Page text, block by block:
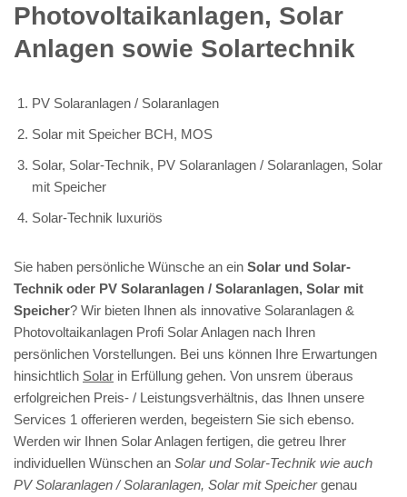
Photovoltaikanlagen, Solar
Anlagen sowie Solartechnik
PV Solaranlagen / Solaranlagen
Solar mit Speicher BCH, MOS
Solar, Solar-Technik, PV Solaranlagen / Solaranlagen, Solar
mit Speicher
Solar-Technik luxuriös
Sie haben persönliche Wünsche an ein Solar und Solar-
Technik oder PV Solaranlagen / Solaranlagen, Solar mit
Speicher? Wir bieten Ihnen als innovative Solaranlagen &
Photovoltaikanlagen Profi Solar Anlagen nach Ihren
persönlichen Vorstellungen. Bei uns können Ihre Erwartungen
hinsichtlich Solar in Erfüllung gehen. Von unsrem überaus
erfolgreichen Preis- / Leistungsverhältnis, das Ihnen unsere
Services 1 offerieren werden, begeistern Sie sich ebenso.
Werden wir Ihnen Solar Anlagen fertigen, die getreu Ihrer
individuellen Wünschen an Solar und Solar-Technik wie auch
PV Solaranlagen / Solaranlagen, Solar mit Speichergenau